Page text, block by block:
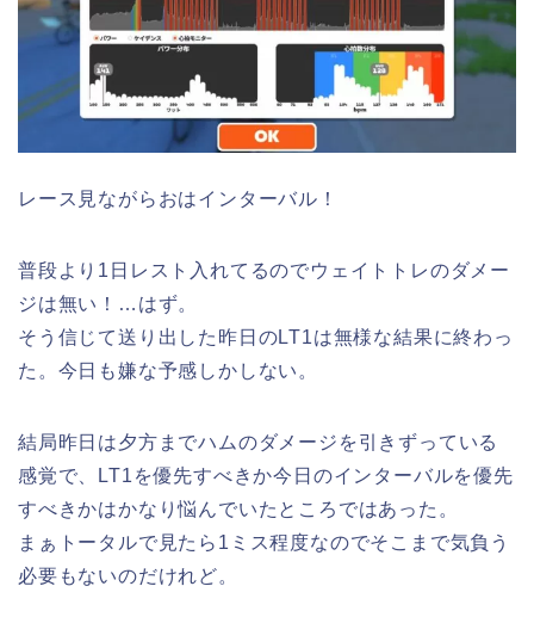
レース見ながらおはインターバル！
普段より1日レスト入れてるのでウェイトトレのダメー
ジは無い！…はず。
そう信じて送り出した昨日のLT1は無様な結果に終わっ
た。今日も嫌な予感しかしない。
結局昨日は夕方までハムのダメージを引きずっている
感覚で、LT1を優先すべきか今日のインターバルを優先
すべきかはかなり悩んでいたところではあった。
まぁトータルで見たら1ミス程度なのでそこまで気負う
必要もないのだけれど。